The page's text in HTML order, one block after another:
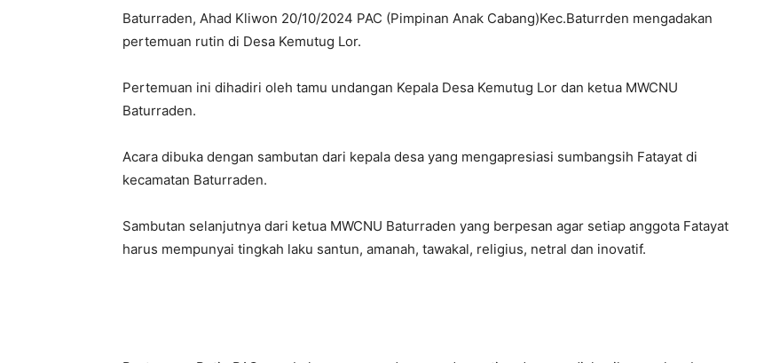
Baturraden, Ahad Kliwon 20/10/2024 PAC (Pimpinan Anak Cabang)Kec.Baturrden mengadakan
pertemuan rutin di Desa Kemutug Lor.
Pertemuan ini dihadiri oleh tamu undangan Kepala Desa Kemutug Lor dan ketua MWCNU
Baturraden.
Acara dibuka dengan sambutan dari kepala desa yang mengapresiasi sumbangsih Fatayat di
kecamatan Baturraden.
Sambutan selanjutnya dari ketua MWCNU Baturraden yang berpesan agar setiap anggota Fatayat
harus mempunyai tingkah laku santun, amanah, tawakal, religius, netral dan inovatif.